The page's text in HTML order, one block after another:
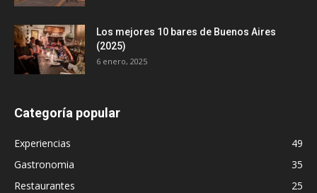
Los mejores 10 bares de Buenos Aires
(2025)
6 enero, 2025
Categoría popular
Experiencias
49
Gastronomia
35
Restaurantes
25